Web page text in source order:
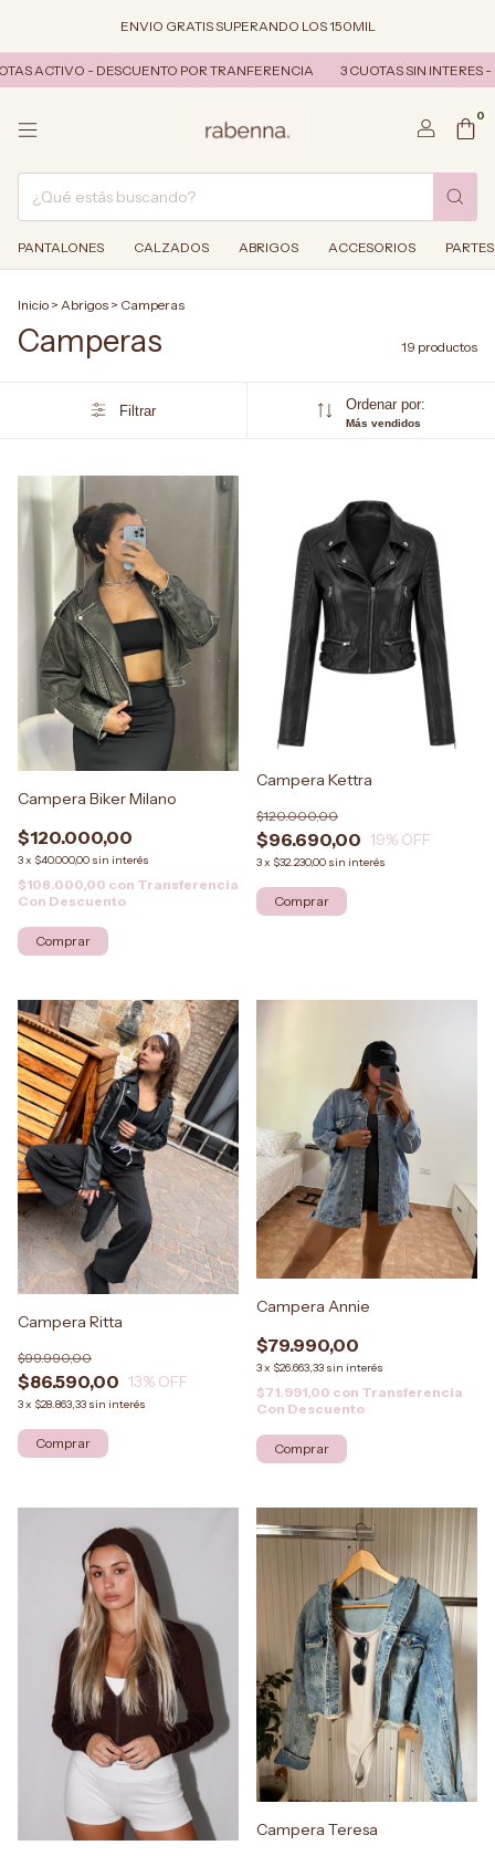
ENVIO GRATIS SUPERANDO LOS 150MIL
- DESCUENTO POR TRANFERENCIA 3 CUOTAS SIN INTERES - GO
0
PANTALONES CALZADOS ABRIGOS ACCESORIOS
Inicio > Abrigos > Camperas
Camperas 19 productos
Filtrar Ordenar por:
Más vendidos
Campera Biker Milano
$120.000,00
3x $40.000,00 sin interés
$108.000,00 con Transferencia
Con Descuento
Comprar
Campera Kettra
$96.690,00
$120.000,00
19% OFF
3x $32.230,00 sin interés
Comprar
Campera Ritta
$86.590,00
$99.990,00
13% OFF
3x $28.863,33 sin interés
Comprar
Campera Annie
$79.990,00
3x $26.663,33 sin interés
$71.991,00 con Transferencia
Con Descuento
Comprar
Campera Teresa